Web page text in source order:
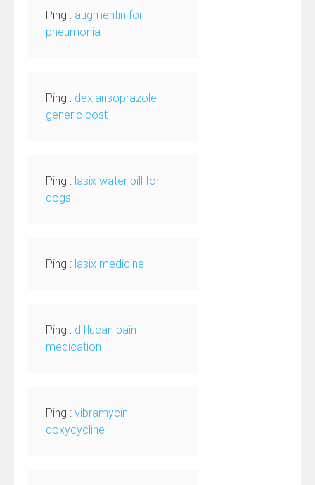
Ping : augmentin for
pneumonia
Ping : dexlansoprazole
generic cost
Ping : lasix water pill for
dogs
Ping : lasix medicine
Ping : diflucan pain
medication
Ping : vibramycin
doxycycline